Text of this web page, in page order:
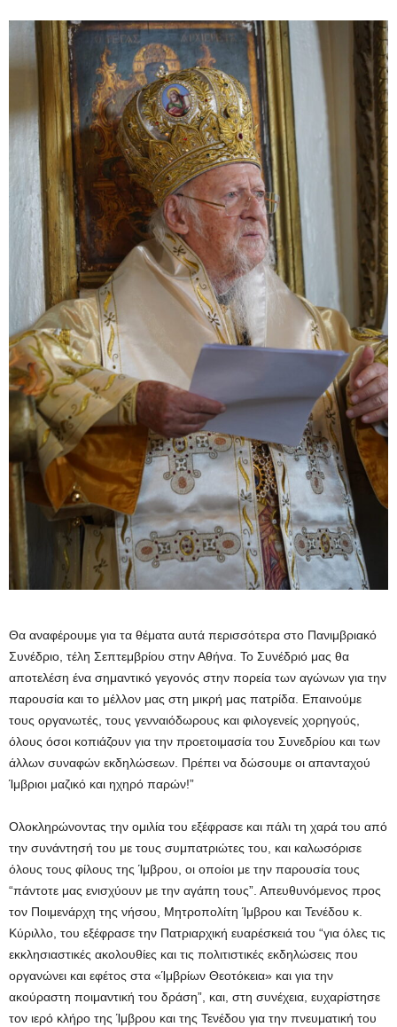
Θα αναφέρουμε για τα θέματα αυτά περισσότερα στο Πανιμβριακό
Συνέδριο, τέλη Σεπτεμβρίου στην Αθήνα. Το Συνέδριό μας θα
αποτελέση ένα σημαντικό γεγονός στην πορεία των αγώνων για την
παρουσία και το μέλλον μας στη μικρή μας πατρίδα. Επαινούμε
τους οργανωτές, τους γενναιόδωρους και φιλογενείς χορηγούς,
όλους όσοι κοπιάζουν για την προετοιμασία του Συνεδρίου και των
άλλων συναφών εκδηλώσεων. Πρέπει να δώσουμε οι απανταχού
Ίμβριοι μαζικό και ηχηρό παρών!”
Ολοκληρώνοντας την ομιλία του εξέφρασε και πάλι τη χαρά του από
την συνάντησή του με τους συμπατριώτες του, και καλωσόρισε
όλους τους φίλους της Ίμβρου, οι οποίοι με την παρουσία τους
“πάντοτε μας ενισχύουν με την αγάπη τους”. Απευθυνόμενος προς
τον Ποιμενάρχη της νήσου, Μητροπολίτη Ίμβρου και Τενέδου κ.
Κύριλλο, του εξέφρασε την Πατριαρχική ευαρέσκειά του “για όλες τις
εκκλησιαστικές ακολουθίες και τις πολιτιστικές εκδηλώσεις που
οργανώνει και εφέτος στα «Ίμβρίων Θεοτόκεια» και για την
ακούραστη ποιμαντική του δράση”, και, στη συνέχεια, ευχαρίστησε
τον ιερό κλήρο της Ίμβρου και της Τενέδου για την πνευματική του